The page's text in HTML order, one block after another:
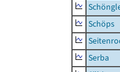
Schöps
Serba